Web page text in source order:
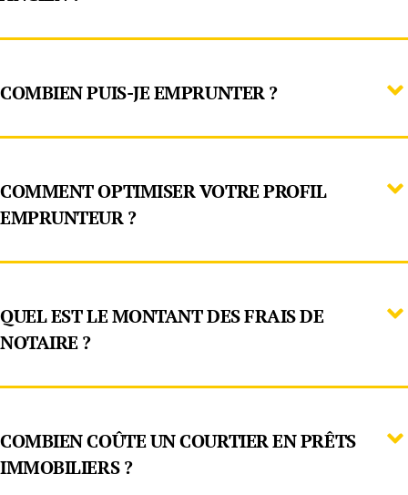
COMBIEN PUIS-JE EMPRUNTER ?
COMMENT OPTIMISER VOTRE PROFIL
EMPRUNTEUR ?
QUEL EST LE MONTANT DES FRAIS DE
NOTAIRE ?
COMBIEN COÛTE UN COURTIER EN PRÊTS
IMMOBILIERS ?